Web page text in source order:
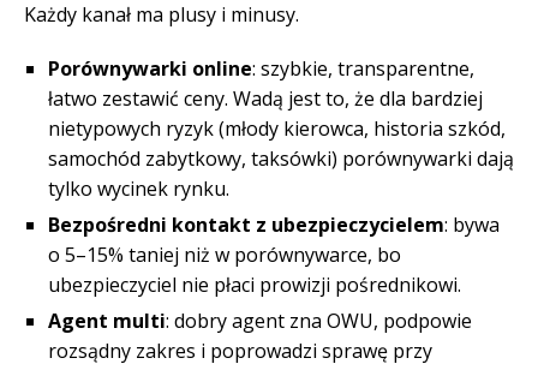
Każdy kanał ma plusy i minusy.
Porównywarki online: szybkie, transparentne,
łatwo zestawić ceny. Wadą jest to, że dla bardziej
nietypowych ryzyk (młody kierowca, historia szkód,
samochód zabytkowy, taksówki) porównywarki dają
tylko wycinek rynku.
Bezpośredni kontakt z ubezpieczycielem: bywa
o 5–15% taniej niż w porównywarce, bo
ubezpieczyciel nie płaci prowizji pośrednikowi.
Agent multi: dobry agent zna OWU, podpowie
rozsądny zakres i poprowadzi sprawę przy